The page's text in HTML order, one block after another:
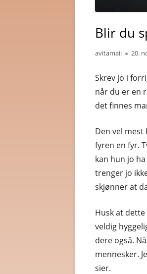
Blir du
Author
avitamail 20.
Skrev jo i
når du er en
det finnes
Den vel mest
fyren en fyr.
kan hun jo
trenger jo
skjønner at
Husk at
veldig
dere også.
mennesker.
sier.